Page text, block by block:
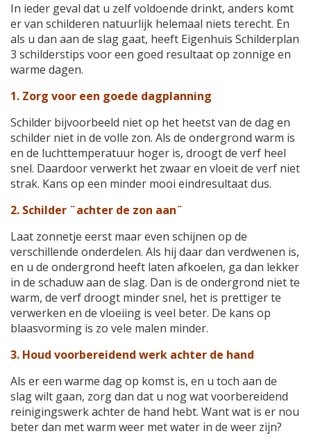
In ieder geval dat u zelf voldoende drinkt, anders komt
er van schilderen natuurlijk helemaal niets terecht. En
als u dan aan de slag gaat, heeft Eigenhuis Schilderplan
3 schilderstips voor een goed resultaat op zonnige en
warme dagen.
1. Zorg voor een goede dagplanning
Schilder bijvoorbeeld niet op het heetst van de dag en
schilder niet in de volle zon. Als de ondergrond warm is
en de luchttemperatuur hoger is, droogt de verf heel
snel. Daardoor verwerkt het zwaar en vloeit de verf niet
strak. Kans op een minder mooi eindresultaat dus.
2. Schilder ¨achter de zon aan¨
Laat zonnetje eerst maar even schijnen op de
verschillende onderdelen. Als hij daar dan verdwenen is,
en u de ondergrond heeft laten afkoelen, ga dan lekker
in de schaduw aan de slag. Dan is de ondergrond niet te
warm, de verf droogt minder snel, het is prettiger te
verwerken en de vloeiing is veel beter. De kans op
blaasvorming is zo vele malen minder.
3. Houd voorbereidend werk achter de hand
Als er een warme dag op komst is, en u toch aan de
slag wilt gaan, zorg dan dat u nog wat voorbereidend
reinigingswerk achter de hand hebt. Want wat is er nou
beter dan met warm weer met water in de weer zijn?